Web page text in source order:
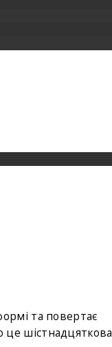
та повертає
це шістнадцяткова